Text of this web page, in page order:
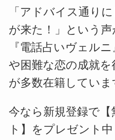
「アドバイス通り
が来た！」という声
『電話占いヴェル
や困難な恋の成就
が多数在籍していま
今なら新規登録で【
ト】をプレゼント中